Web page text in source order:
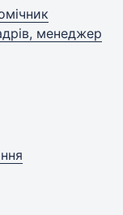
менеджер